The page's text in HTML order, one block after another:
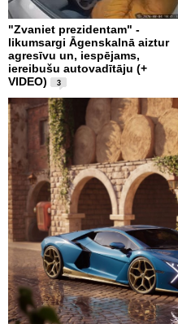
"Zvaniet prezidentam" -
likumsargi Āgenskalnā aiztur
agresīvu un, iespējams,
iereibušu autovadītāju (+
VIDEO)
3